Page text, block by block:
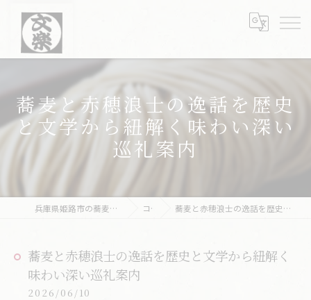
蕎麦と赤穂浪士の逸話を歴史
と文学から紐解く味わい深い
巡礼案内
兵庫県姫路市の蕎麦なら文楽皿そば 姫路駅南店 コラム 蕎麦と赤穂浪士の逸話を歴史と文学から紐解く味わい深い巡礼案内
蕎麦と赤穂浪士の逸話を歴史と文学から紐解く
味わい深い巡礼案内
2026/06/10